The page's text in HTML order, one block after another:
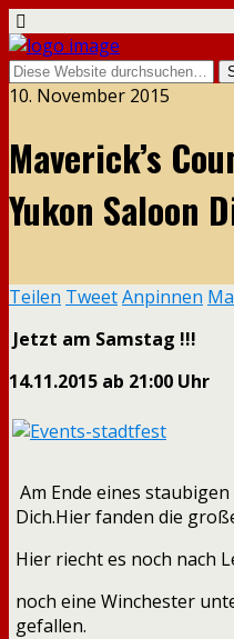
10. November 2015
Maverick’s
Yukon Saloon
Teilen TweetAnpinnen
Jetzt am Samstag !!!
14.11.2015 ab 21:00 Uhr
Am Ende eines
Dich.Hier fanden die
Hier riecht es noch nach
noch eine Winchester
gefallen.